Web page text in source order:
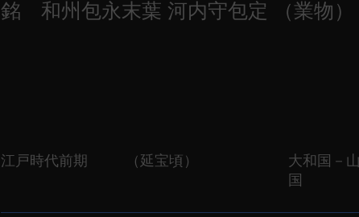
銘 和州包永末葉 河内守包定 （業物）
江戸時代前期 （延宝頃）
大和国－
国